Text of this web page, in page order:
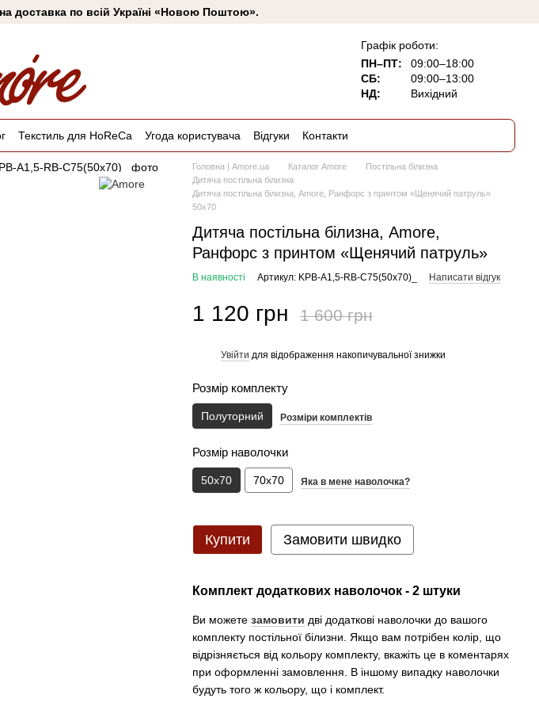
доставка по всій Україні «Новою Поштою».
Графік роботи:
ПН–ПТ:
09:00–18:00
СБ:
09:00–13:00
НД:
Вихідний
Текстиль для HoReCa Угода користувача Відгуки Контакти
Головна | Amore.ua Каталог Amore
Постільна білизна
Дитяча постільна білизна
Дитяча постільна білизна, Amore, Ранфорс з принтом «Щенячий патруль»
50x70
Дитяча постільна білизна, Amore,
Ранфорс з принтом «Щенячий патруль»
В наявності Артикул: KPB-A1,5-RB-C75(50x70)_ Написати відгук
1 120 грн 1 600 грн
Увійти для відображення накопичувальної знижки
Розмір комплекту
Полуторний Розміри комплектів
Розмір наволочки
50x70 70x70 Яка в мене наволочка?
Купити Замовити швидко
Комплект додаткових наволочок - 2 штуки
Ви можете замовити дві додаткові наволочки до вашого
комплекту постільної білизни. Якщо вам потрібен колір, що
відрізняється від кольору комплекту, вкажіть це в коментарях
при оформленні замовлення. В іншому випадку наволочки
будуть того ж кольору, що і комплект.